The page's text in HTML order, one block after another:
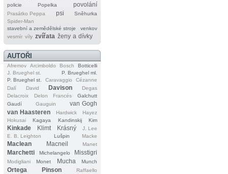
policie
Popelka povolání
Prasátko Peppa psi
Sněhurka
Spider‐Man
stavební a zemědělské stroje
venkov
vesmír víly zvířata ženy a dívky
AUTOŘI
Afremov Arcimboldo Bosch
Botticelli
J. Brueghel st.
P. Brueghel ml.
P. Brueghel st.
Caravaggio
Cézanne
Dalí
David Davison
Degas
Delacroix
Delon Francés
Galchutt
Gaudí
Gauguin
van Gogh
van Haasteren
Hardwick
Hayez
Hokusai
Kagaya Kandinskij Kim
Kinkade Klimt Krásný
J. Lee
E. B. Leighton
Lušpin Macke
Maclean Macneil Manet
Marchetti Michelangelo Misstigri
Modigliani Monet Mucha Munch
Ortega Pinson
Raffaello